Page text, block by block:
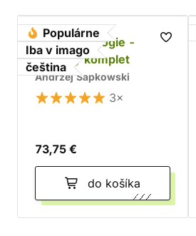
Populárne
Iba v imago
čeština
Husitská trilogie -
dárkový komplet
Andrzej Sapkowski
3×
73,75 €
do košíka